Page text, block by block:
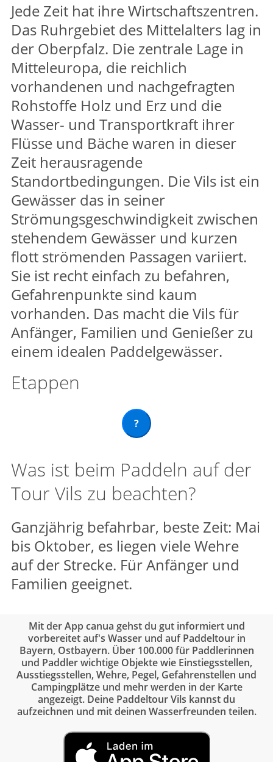
Jede Zeit hat ihre Wirtschaftszentren.
Das Ruhrgebiet des Mittelalters lag in
der Oberpfalz. Die zentrale Lage in
Mitteleuropa, die reichlich
vorhandenen und nachgefragten
Rohstoffe Holz und Erz und die
Wasser- und Transportkraft ihrer
Flüsse und Bäche waren in dieser
Zeit herausragende
Standortbedingungen. Die Vils ist ein
Gewässer das in seiner
Strömungsgeschwindigkeit zwischen
stehendem Gewässer und kurzen
flott strömenden Passagen variiert.
Sie ist recht einfach zu befahren,
Gefahrenpunkte sind kaum
vorhanden. Das macht die Vils für
Anfänger, Familien und Genießer zu
einem idealen Paddelgewässer.
Etappen
?
Was ist beim Paddeln auf der
Tour Vils zu beachten?
Ganzjährig befahrbar, beste Zeit: Mai
bis Oktober, es liegen viele Wehre
auf der Strecke. Für Anfänger und
Familien geeignet.
Mit der App canua gehst du gut informiert und
vorbereitet auf's Wasser und auf Paddeltour in
Bayern, Ostbayern. Über 100.000 für Paddlerinnen
und Paddler wichtige Objekte wie Einstiegsstellen,
Ausstiegsstellen, Wehre, Pegel, Gefahrenstellen und
Campingplätze und mehr werden in der Karte
angezeigt. Deine Paddeltour Vils kannst du
aufzeichnen und mit deinen Wasserfreunden teilen.